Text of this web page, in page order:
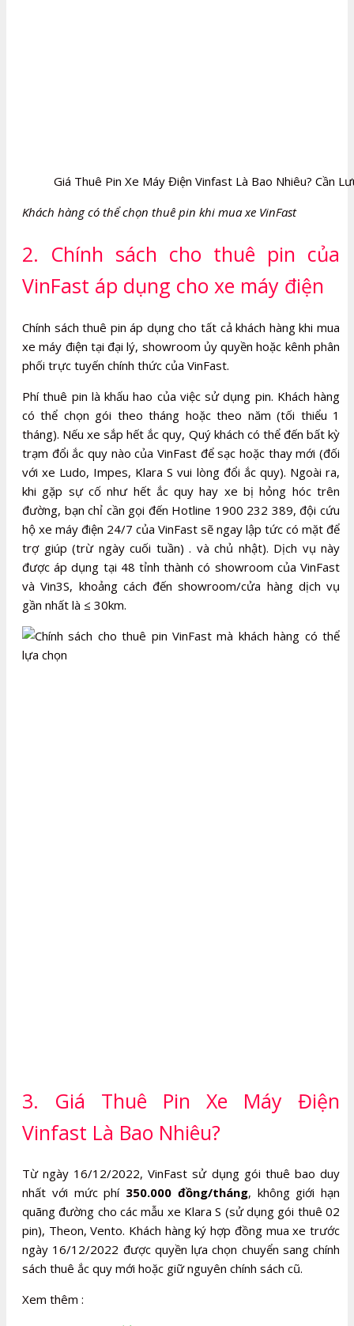
Giá Thuê Pin Xe Máy Điện Vinfast Là Bao Nhiêu? Cần
Khách hàng có thể chọn thuê pin khi mua xe VinFast
2. Chính sách cho thuê pin của
VinFast áp dụng cho xe máy điện
Chính sách thuê pin áp dụng cho tất cả khách hàng khi mua
xe máy điện tại đại lý, showroom ủy quyền hoặc kênh phân
phối trực tuyến chính thức của VinFast.
Phí thuê pin là khấu hao của việc sử dụng pin. Khách hàng
có thể chọn gói theo tháng hoặc theo năm (tối thiểu 1
tháng). Nếu xe sắp hết ắc quy, Quý khách có thể đến bất kỳ
trạm đổi ắc quy nào của VinFast để sạc hoặc thay mới (đối
với xe Ludo, Impes, Klara S vui lòng đổi ắc quy). Ngoài ra,
khi gặp sự cố như hết ắc quy hay xe bị hỏng hóc trên
đường, bạn chỉ cần gọi đến Hotline 1900 232 389, đội cứu
hộ xe máy điện 24/7 của VinFast sẽ ngay lập tức có mặt để
trợ giúp (trừ ngày cuối tuần) . và chủ nhật). Dịch vụ này
được áp dụng tại 48 tỉnh thành có showroom của VinFast
và Vin3S, khoảng cách đến showroom/cửa hàng dịch vụ
gần nhất là ≤ 30km.
3. Giá Thuê Pin Xe Máy Điện
Vinfast Là Bao Nhiêu?
Từ ngày 16/12/2022, VinFast sử dụng gói thuê bao duy
nhất với mức phí 350.000 đồng/tháng, không giới hạn
quãng đường cho các mẫu xe Klara S (sử dụng gói thuê 02
pin), Theon, Vento. Khách hàng ký hợp đồng mua xe trước
ngày 16/12/2022 được quyền lựa chọn chuyển sang chính
sách thuê ắc quy mới hoặc giữ nguyên chính sách cũ.
Xem thêm :